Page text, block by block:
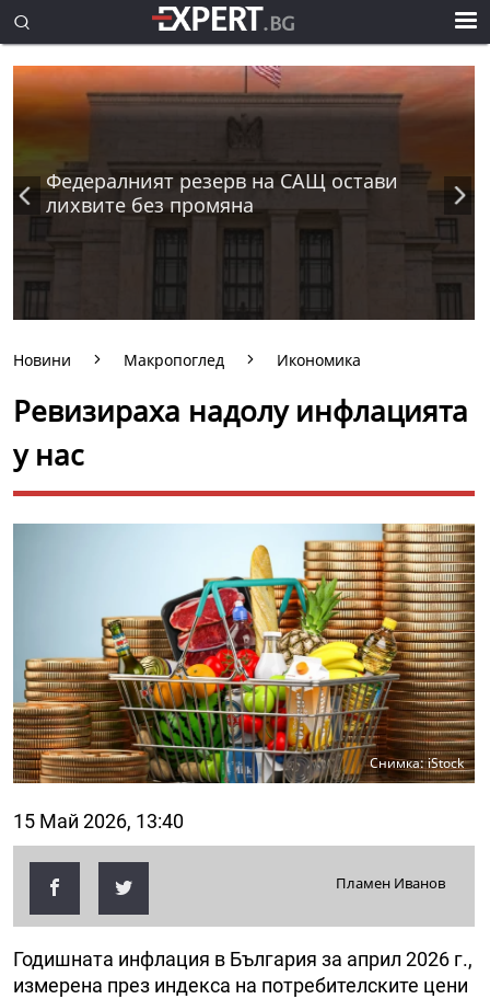
Федералният резерв на САЩ остави
лихвите без промяна
Новини Макропоглед Икономика
Ревизираха надолу инфлацията
у нас
Снимка: iStock
15 Май 2026, 13:40
Пламен Иванов
Годишната инфлация в България за април 2026 г.,
измерена през индекса на потребителските цени